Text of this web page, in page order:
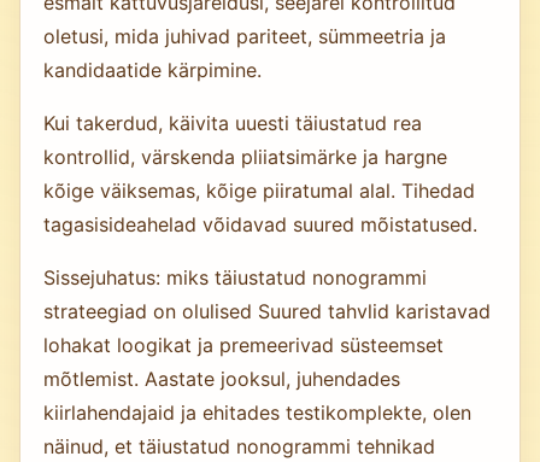
oletusi, mida juhivad pariteet, sümmeetria ja
kandidaatide kärpimine.
Kui takerdud, käivita uuesti täiustatud rea
kontrollid, värskenda pliiatsimärke ja hargne
kõige väiksemas, kõige piiratumal alal. Tihedad
tagasisideahelad võidavad suured mõistatused.
Sissejuhatus: miks täiustatud nonogrammi
strateegiad on olulised Suured tahvlid karistavad
lohakat loogikat ja premeerivad süsteemset
mõtlemist. Aastate jooksul, juhendades
kiirlahendajaid ja ehitades testikomplekte, olen
näinud, et täiustatud nonogrammi tehnikad